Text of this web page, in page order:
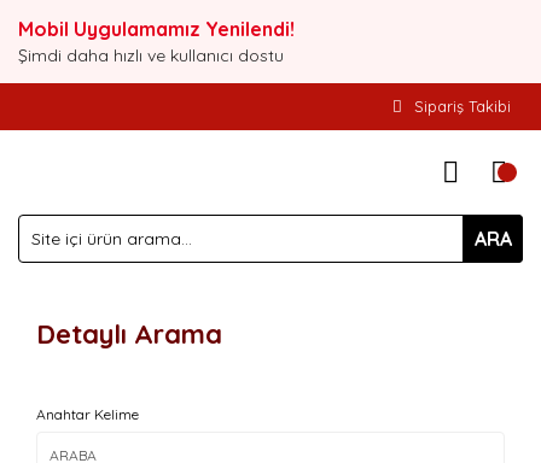
Mobil Uygulamamız Yenilendi!
Şimdi daha hızlı ve kullanıcı dostu
Sipariş Takibi
ARA
Detaylı Arama
Anahtar Kelime